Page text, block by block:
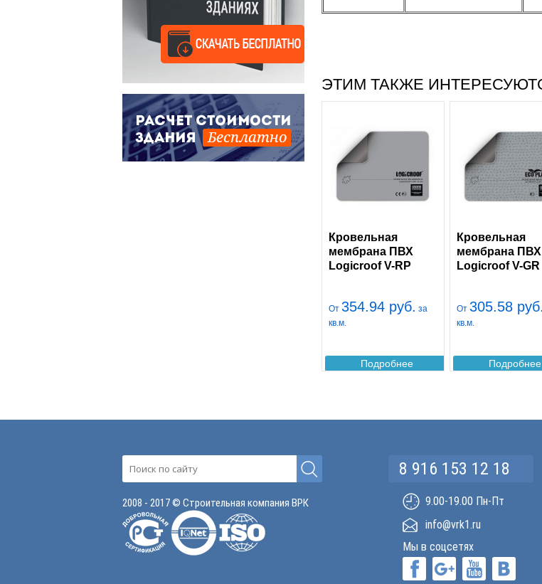
ЭТИМ ТАКЖЕ
Кровельная
мембрана ПВХ
Logicroof V-RP
От 354.94 руб. за
кв.м.
Подробнее
Кровельная
мембрана ПВХ
Logicroof V-GR
От 305.58 руб.
кв.м.
Подробнее
2008 - 2017 © Строительная компания ВРК
8 916 153 12 18
9.00-19.00 Пн-Пт
info@vrk1.ru
Мы в соцсетях